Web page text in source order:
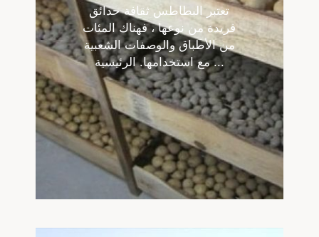
تعتبر البطاطس ثقافة حدائق
فريدة من نوعها ، فهناك المئات
من الأطباق والوصفات الشعبية
مع استخدامها. الرئيسية ...